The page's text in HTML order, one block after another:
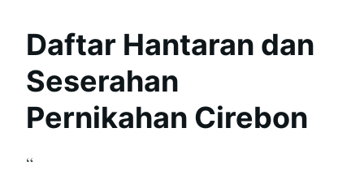
Daftar Hantaran dan
Seserahan
Pernikahan Cirebon
“